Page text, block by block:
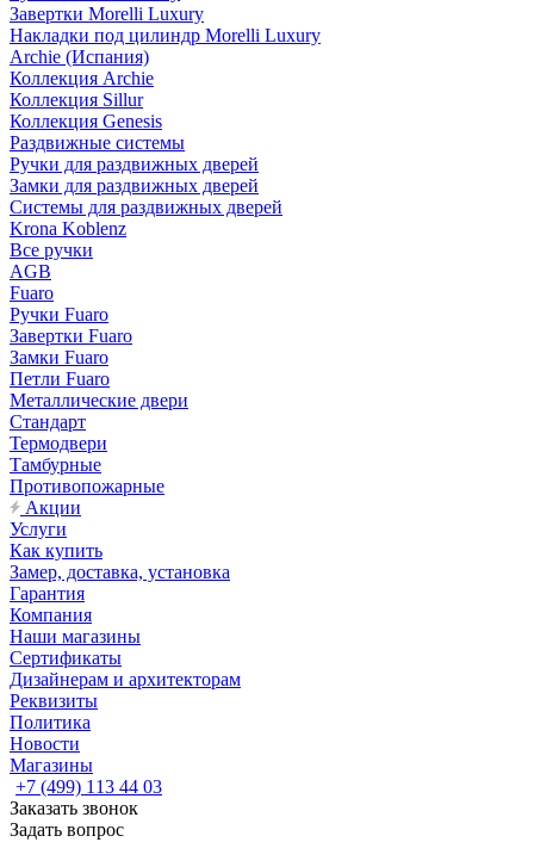
Завертки Morelli Luxury
Накладки под цилиндр Morelli Luxury
Archie (Испания)
Коллекция Archie
Коллекция Sillur
Коллекция Genesis
Раздвижные системы
Ручки для раздвижных дверей
Замки для раздвижных дверей
Системы для раздвижных дверей
Krona Koblenz
Все ручки
AGB
Fuaro
Ручки Fuaro
Завертки Fuaro
Замки Fuaro
Петли Fuaro
Металлические двери
Стандарт
Термодвери
Тамбурные
Противопожарные
Акции
Услуги
Как купить
Замер, доставка, установка
Гарантия
Компания
Наши магазины
Сертификаты
Дизайнерам и архитекторам
Реквизиты
Политика
Новости
Магазины
+7 (499) 113 44 03
Заказать звонок
Задать вопрос